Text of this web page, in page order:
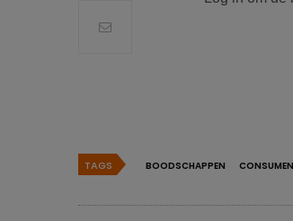
van de
Oorzaken &
(68%), teveel
stelt de helft van
15% geeft zelf toe
schuift liever aan
besteden. Dit
TAGS BOODSCHAPPEN